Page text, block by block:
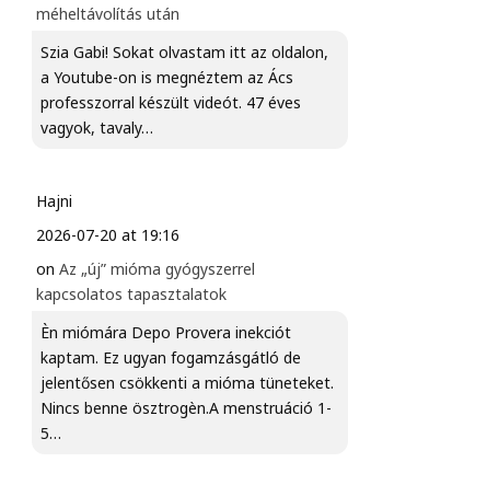
méheltávolítás után
Szia Gabi! Sokat olvastam itt az oldalon,
a Youtube-on is megnéztem az Ács
professzorral készült videót. 47 éves
vagyok, tavaly…
Hajni
2026-07-20 at 19:16
onAz „új” mióma gyógyszerrel
kapcsolatos tapasztalatok
Èn miómára Depo Provera inekciót
kaptam. Ez ugyan fogamzásgátló de
jelentősen csökkenti a mióma tüneteket.
Nincs benne ösztrogèn.A menstruáció 1-
5…